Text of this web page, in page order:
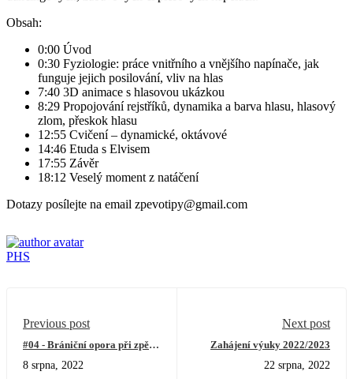
Obsah:
0:00 Úvod
0:30 Fyziologie: práce vnitřního a vnějšího napínače, jak
funguje jejich posilování, vliv na hlas
7:40 3D animace s hlasovou ukázkou
8:29 Propojování rejstříků, dynamika a barva hlasu, hlasový
zlom, přeskok hlasu
12:55 Cvičení – dynamické, oktávové
14:46 Etuda s Elvisem
17:55 Závěr
18:12 Veselý moment z natáčení
Dotazy posílejte na email zpevotipy@gmail.com
PHS
Previous post
#04 - Brániční opora při zpěvu
barvu, sílu a rozsah hlasu
8 srpna, 2022
Next post
Zahájení výuky 2022/2023
22 srpna, 2022